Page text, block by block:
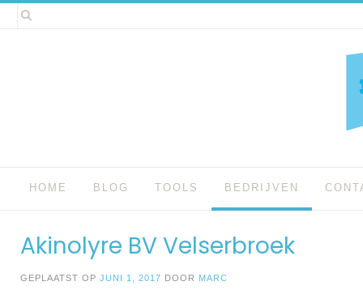
Spring
naar
HOME BLOG TOOLS BEDRIJVEN
Akinolyre BV Velserbroek
GEPLAATST OP JUNI 1, 2017 DOOR MARC